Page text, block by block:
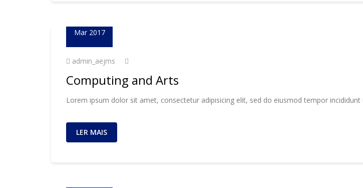
Mar 2017
admin_aejms
Computing and Arts
Lorem ipsum dolor sit amet, consectetur adipisicing elit, sed do eiusmod tempor
LER MAIS